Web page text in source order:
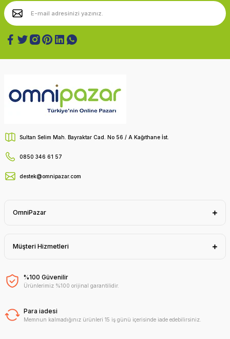
Sultan Selim Mah. Bayraktar Cad. No 56 / A Kağıthane İst.
0850 346 61 57
destek@omnipazar.com
OmniPazar
Müşteri Hizmetleri
%100 Güvenilir
Ürünlerimiz %100 orijinal garantilidir.
Para iadesi
Memnun kalmadığınız ürünleri 15 iş günü içerisinde iade edebilirsiniz.